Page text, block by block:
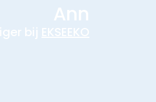
Ann
bij EKSEEKO